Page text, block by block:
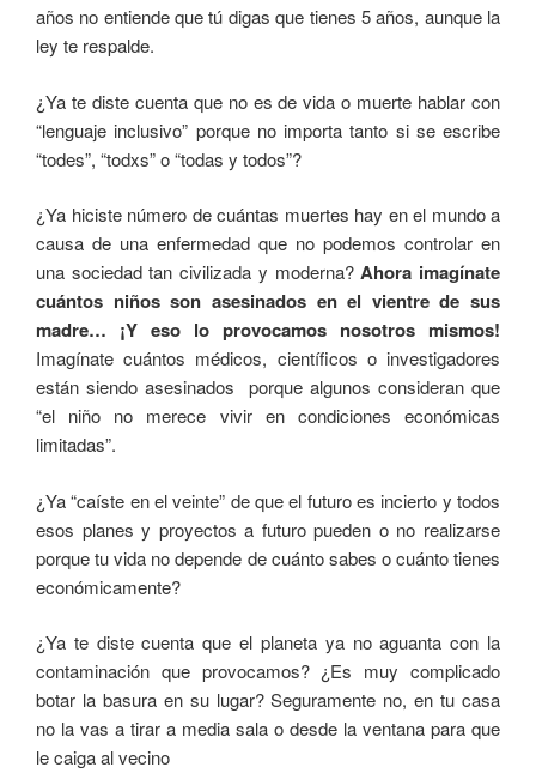
años no entiende que tú digas que tienes 5 años, aunque la
ley te respalde.
¿Ya te diste cuenta que no es de vida o muerte hablar con
“lenguaje inclusivo” porque no importa tanto si se escribe
“todes”, “todxs” o “todas y todos”?
¿Ya hiciste número de cuántas muertes hay en el mundo a
causa de una enfermedad que no podemos controlar en
una sociedad tan civilizada y moderna? Ahora imagínate
cuántos niños son asesinados en el vientre de sus
madre… ¡Y eso lo provocamos nosotros mismos!
Imagínate cuántos médicos, científicos o investigadores
están siendo asesinados porque algunos consideran que
“el niño no merece vivir en condiciones económicas
limitadas”.
¿Ya “caíste en el veinte” de que el futuro es incierto y todos
esos planes y proyectos a futuro pueden o no realizarse
porque tu vida no depende de cuánto sabes o cuánto tienes
económicamente?
¿Ya te diste cuenta que el planeta ya no aguanta con la
contaminación que provocamos? ¿Es muy complicado
botar la basura en su lugar? Seguramente no, en tu casa
no la vas a tirar a media sala o desde la ventana para que
le caiga al vecino